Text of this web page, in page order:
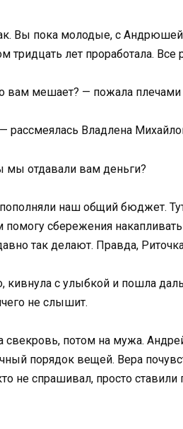
Вы пока молодые, с Андрюшей
тридцать лет проработала.
вам мешает? — пожала плечами
рассмеялась Владлена
мы отдавали вам деньги?
наш общий бюджет.
помогу сбережения
так делают. Правда,
кивнула с улыбкой и пошла
не слышит.
свекровь, потом на мужа.
порядок вещей. Вера
не спрашивал, просто